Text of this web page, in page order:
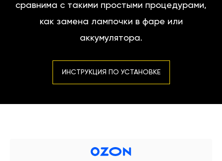
сравнима с такими простыми процедурами,
как замена лампочки в фаре или
аккумулятора.
ИНСТРУКЦИЯ ПО УСТАНОВКЕ